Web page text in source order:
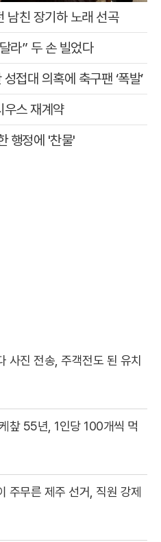
남친 장기하 노래 선곡
라” 두 손 빌었다
접대 의혹에 축구팬 ‘폭발’
우스 재계약
행정에 '찬물'
사진 전송, 주객전도 된 유치
챂 55년, 1인당 100개씩 먹
주무른 제주 선거, 직원 강제